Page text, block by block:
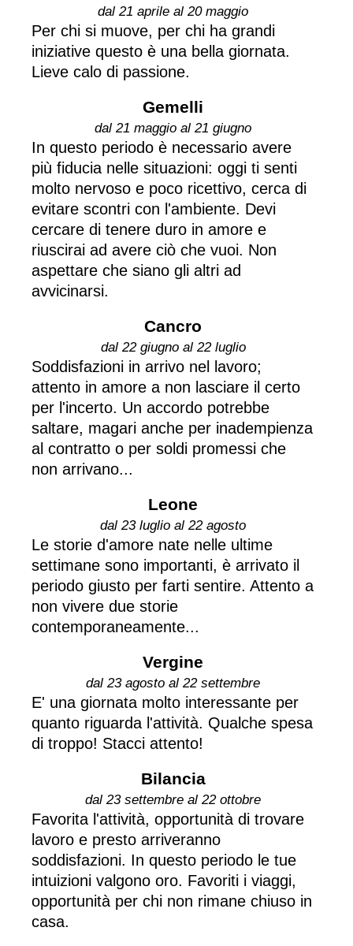
dal 21 aprile al 20 maggio
Per chi si muove, per chi ha grandi
iniziative questo è una bella giornata.
Lieve calo di passione.
Gemelli
dal 21 maggio al 21 giugno
In questo periodo è necessario avere
più fiducia nelle situazioni: oggi ti senti
molto nervoso e poco ricettivo, cerca di
evitare scontri con l'ambiente. Devi
cercare di tenere duro in amore e
riuscirai ad avere ciò che vuoi. Non
aspettare che siano gli altri ad
avvicinarsi.
Cancro
dal 22 giugno al 22 luglio
Soddisfazioni in arrivo nel lavoro;
attento in amore a non lasciare il certo
per l'incerto. Un accordo potrebbe
saltare, magari anche per inadempienza
al contratto o per soldi promessi che
non arrivano...
Leone
dal 23 luglio al 22 agosto
Le storie d'amore nate nelle ultime
settimane sono importanti, è arrivato il
periodo giusto per farti sentire. Attento a
non vivere due storie
contemporaneamente...
Vergine
dal 23 agosto al 22 settembre
E' una giornata molto interessante per
quanto riguarda l'attività. Qualche spesa
di troppo! Stacci attento!
Bilancia
dal 23 settembre al 22 ottobre
Favorita l'attività, opportunità di trovare
lavoro e presto arriveranno
soddisfazioni. In questo periodo le tue
intuizioni valgono oro. Favoriti i viaggi,
opportunità per chi non rimane chiuso in
casa.